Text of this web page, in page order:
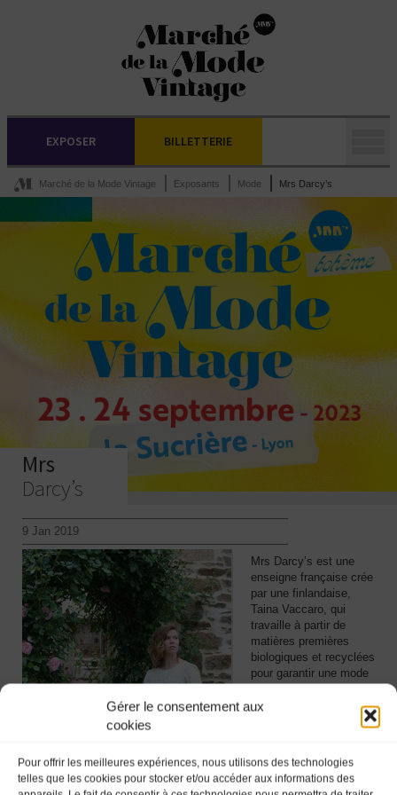
Gérer le consentement aux
cookies
Pour offrir les meilleures expériences, nous utilisons des technologies
telles que les cookies pour stocker et/ou accéder aux informations des
EXPOSER BILLETTERIE
Marché de la Mode Vintage Exposants Mode Mrs Darcy’s
Mrs
Darcy’s
9 Jan 2019
Mrs Darcy’s est une
enseigne française crée
par une finlandaise,
Taina Vaccaro, qui
travaille à partir de
matières premières
biologiques et recyclées
pour garantir une mode
in France. Mrs Darcy’s
tire son nom du célèbre
marque représente ainsi
la passion, le